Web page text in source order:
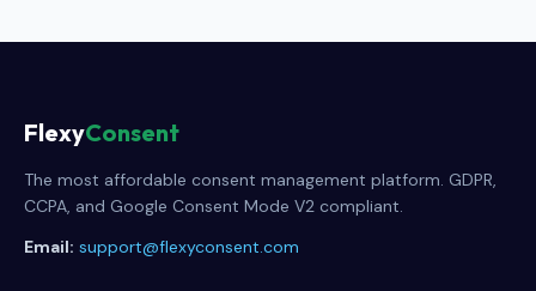
FlexyConsent
The most affordable consent management platform. GDPR,
CCPA, and Google Consent Mode V2 compliant.
Email: support@flexyconsent.com